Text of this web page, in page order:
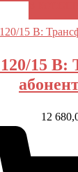
15 В:
12